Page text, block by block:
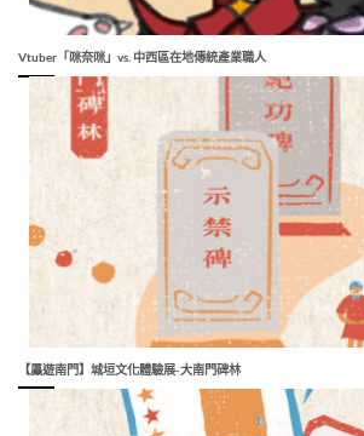
Vtuber「咪奈咪」vs. 中西區在地傳統產業職人
【屭遊南門】城垣文化體驗展-大南門碑林